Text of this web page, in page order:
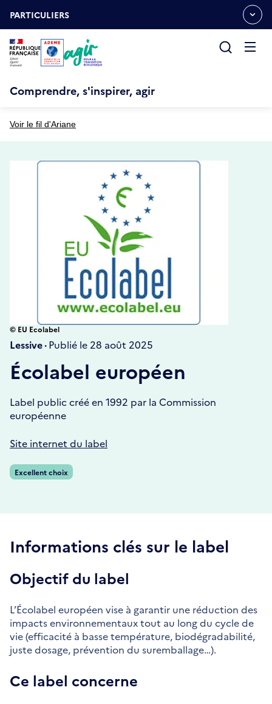
auOUVRIR
LE
MENU
ESPACE
PARTICULIERS
Comprendre, s'inspirer, agir
Voir le fil d'Ariane
© EU Ecolabel
Lessive ·Publié le 28 août 2025
Écolabel européen
Label public créé en 1992 par la Commission
européenne
Site internet du label
Excellent choix
Informations clés sur le label
Objectif du label
L’Écolabel européen vise à garantir une réduction des
impacts environnementaux tout au long du cycle de
vie (efficacité à basse température, biodégradabilité,
juste dosage, prévention du suremballage…).
Ce label concerne